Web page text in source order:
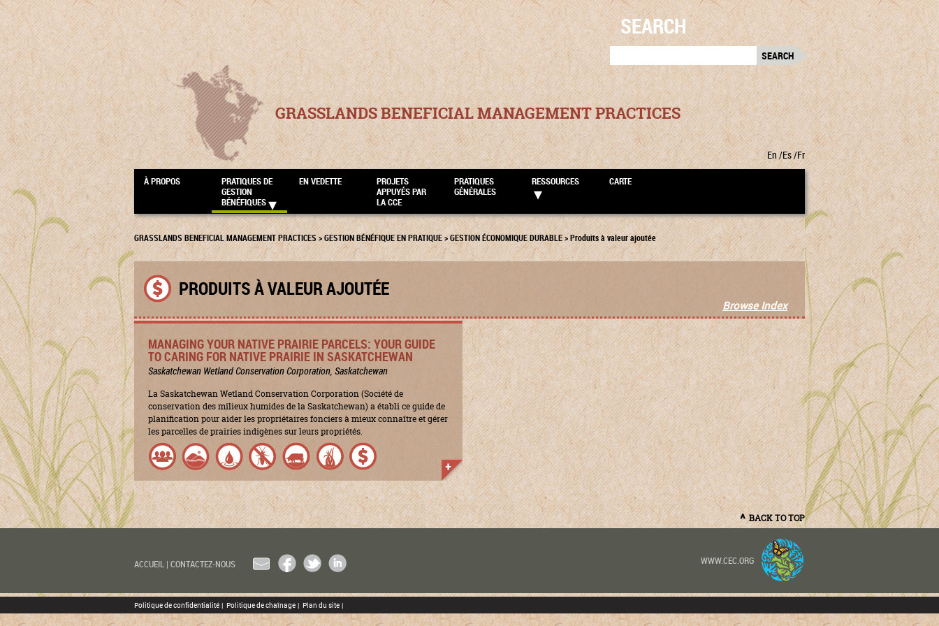
SEARCH
SEARCH
FOR:
GRASSLANDS BENEFICIAL MANAGEMENT PRACTICES
En Es Fr
À PROPOS
PRATIQUES DE
GESTION
BÉNÉFIQUES
EN VEDETTE
PROJETS
APPUYÉS PAR
LA CCE
PRATIQUES
GÉNÉRALES
RESSOURCES CARTE
GRASSLANDS BENEFICIAL MANAGEMENT PRACTICES>GESTION BÉNÉFIQUE EN PRATIQUE>GESTION ÉCONOMIQUE DURABLE>Produits à valeur ajoutée
PRODUITS À VALEUR AJOUTÉE
Browse Index
MANAGING YOUR NATIVE PRAIRIE PARCELS: YOUR GUIDE
TO CARING FOR NATIVE PRAIRIE IN SASKATCHEWAN
Saskatchewan Wetland Conservation Corporation, Saskatchewan
La Saskatchewan Wetland Conservation Corporation (Société de
conservation des milieux humides de la Saskatchewan) a établi ce guide de
planification pour aider les propriétaires fonciers à mieux connaître et gérer
les parcelles de prairies indigènes sur leurs propriétés.
BACK TO TOP
ACCUEIL | CONTACTEZ-NOUS
WWW.CEC.ORG
Politique de confidentialité | Politique de chaînage | Plan du site |